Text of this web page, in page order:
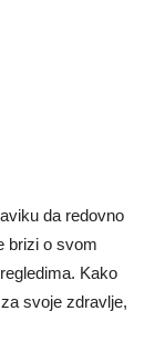
da redovno
brizi o svom
Kako
svoje zdravlje,